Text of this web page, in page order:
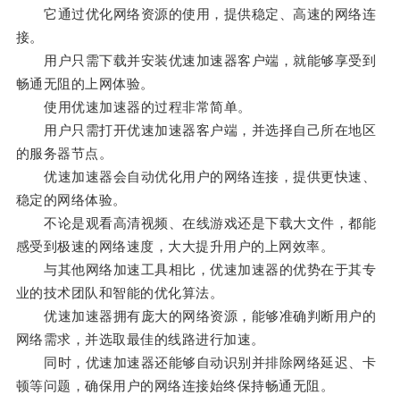
它通过优化网络资源的使用，提供稳定、高速的网络连
接。
用户只需下载并安装优速加速器客户端，就能够享受到
畅通无阻的上网体验。
使用优速加速器的过程非常简单。
用户只需打开优速加速器客户端，并选择自己所在地区
的服务器节点。
优速加速器会自动优化用户的网络连接，提供更快速、
稳定的网络体验。
不论是观看高清视频、在线游戏还是下载大文件，都能
感受到极速的网络速度，大大提升用户的上网效率。
与其他网络加速工具相比，优速加速器的优势在于其专
业的技术团队和智能的优化算法。
优速加速器拥有庞大的网络资源，能够准确判断用户的
网络需求，并选取最佳的线路进行加速。
同时，优速加速器还能够自动识别并排除网络延迟、卡
顿等问题，确保用户的网络连接始终保持畅通无阻。